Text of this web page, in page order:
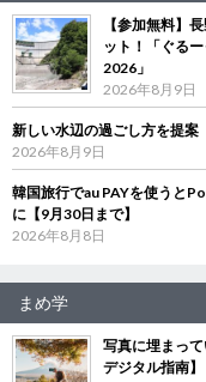
【参加無料】
ット！「ぐる
2026」
2026年8月9日
新しい水辺の過ごし方を提
2026年8月9日
韓国旅行でau PAYを使うと
に【9月30日まで】
2026年8月8日
まめ学
写真に埋まっ
デジタル指南】